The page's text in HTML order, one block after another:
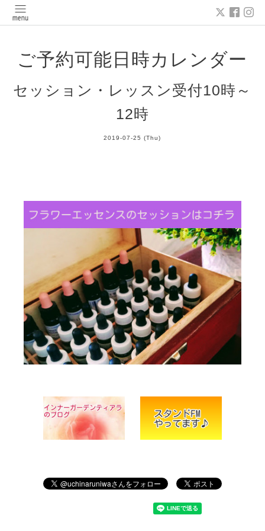
ご予約可能日時カレンダー
セッション・レッスン受付10時～
12時
2019-07-25 (Thu)